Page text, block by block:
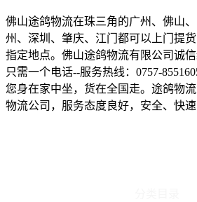
佛山途鸽物流在珠三角的广州、佛山
州、深圳、肇庆、江门都可以上门提
指定地点。佛山途鸽物流有限公司诚信
只需一个电话--服务热线：0757-
您身在家中坐，货在全国走。途鸽物
物流公司，服务态度良好，安全、快速